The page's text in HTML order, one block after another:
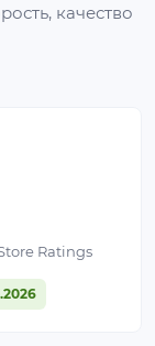
качество
Ratings